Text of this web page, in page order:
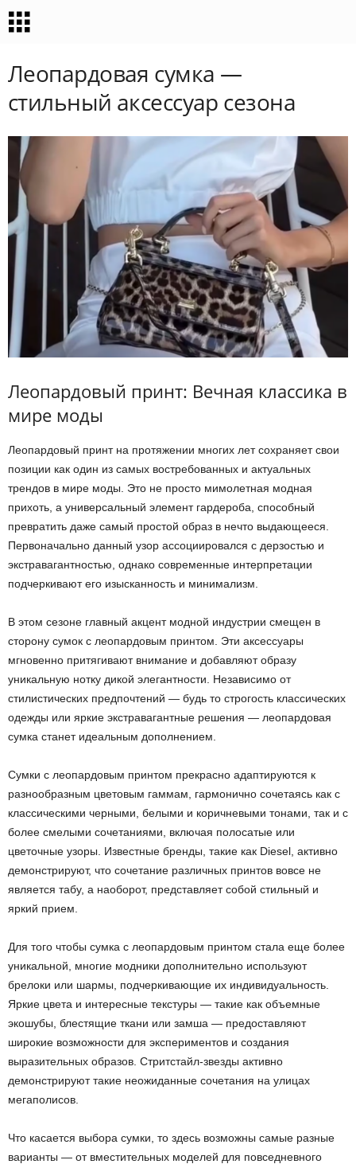
Леопардовая сумка —
стильный аксессуар сезона
Леопардовый принт: Вечная классика в
мире моды
Леопардовый принт на протяжении многих лет сохраняет свои
позиции как один из самых востребованных и актуальных
трендов в мире моды. Это не просто мимолетная модная
прихоть, а универсальный элемент гардероба, способный
превратить даже самый простой образ в нечто выдающееся.
Первоначально данный узор ассоциировался с дерзостью и
экстравагантностью, однако современные интерпретации
подчеркивают его изысканность и минимализм.
В этом сезоне главный акцент модной индустрии смещен в
сторону сумок с леопардовым принтом. Эти аксессуары
мгновенно притягивают внимание и добавляют образу
уникальную нотку дикой элегантности. Независимо от
стилистических предпочтений — будь то строгость классических
одежды или яркие экстравагантные решения — леопардовая
сумка станет идеальным дополнением.
Сумки с леопардовым принтом прекрасно адаптируются к
разнообразным цветовым гаммам, гармонично сочетаясь как с
классическими черными, белыми и коричневыми тонами, так и с
более смелыми сочетаниями, включая полосатые или
цветочные узоры. Известные бренды, такие как Diesel, активно
демонстрируют, что сочетание различных принтов вовсе не
является табу, а наоборот, представляет собой стильный и
яркий прием.
Для того чтобы сумка с леопардовым принтом стала еще более
уникальной, многие модники дополнительно используют
брелоки или шармы, подчеркивающие их индивидуальность.
Яркие цвета и интересные текстуры — такие как объемные
экошубы, блестящие ткани или замша — предоставляют
широкие возможности для экспериментов и создания
выразительных образов. Стритстайл-звезды активно
демонстрируют такие неожиданные сочетания на улицах
мегаполисов.
Что касается выбора сумки, то здесь возможны самые разные
варианты — от вместительных моделей для повседневного